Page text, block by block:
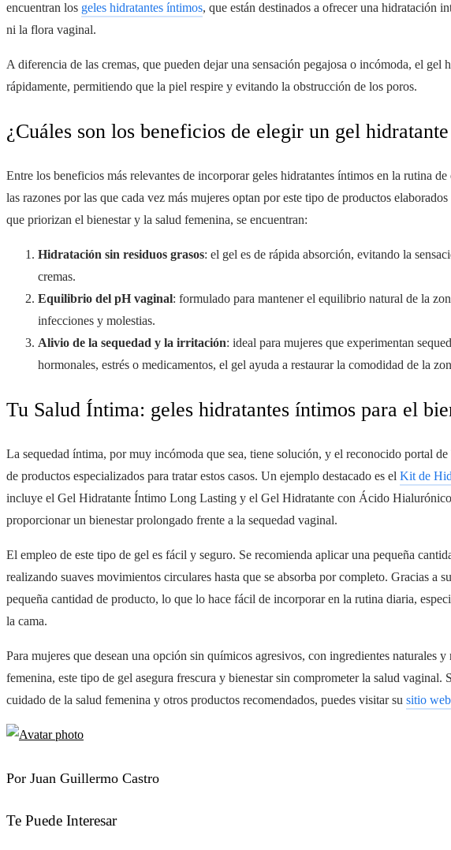
encuentran los geles hidratantes íntimos, que están destinados a ofrecer una hidratación
ni la flora vaginal.
A diferencia de las cremas, que pueden dejar una sensación pegajosa o incómoda, el gel
rápidamente, permitiendo que la piel respire y evitando la obstrucción de los poros.
¿Cuáles son los beneficios de elegir un gel
Entre los beneficios más relevantes de incorporar geles hidratantes íntimos en la rutina
las razones por las que cada vez más mujeres optan por este tipo de productos
que priorizan el bienestar y la salud femenina, se encuentran:
Hidratación sin residuos grasos: el gel es de rápida absorción, evitando la
cremas.
Equilibrio del pH vaginal: formulado para mantener el equilibrio natural de la
infecciones y molestias.
Alivio de la sequedad y la irritación: ideal para mujeres que experimentan
hormonales, estrés o medicamentos, el gel ayuda a restaurar la comodidad de la
Tu Salud Íntima: geles hidratantes íntimos para el
La sequedad íntima, por muy incómoda que sea, tiene solución, y el reconocido portal
de productos especializados para tratar estos casos. Un ejemplo destacado es el Kit de
incluye el Gel Hidratante Íntimo Long Lasting y el Gel Hidratante con Ácido
proporcionar un bienestar prolongado frente a la sequedad vaginal.
El empleo de este tipo de gel es fácil y seguro. Se recomienda aplicar una pequeña
realizando suaves movimientos circulares hasta que se absorba por completo. Gracias a
pequeña cantidad de producto, lo que lo hace fácil de incorporar en la rutina diaria,
la cama.
Para mujeres que desean una opción sin químicos agresivos, con ingredientes naturales
femenina, este tipo de gel asegura frescura y bienestar sin comprometer la salud vaginal.
cuidado de la salud femenina y otros productos recomendados, puedes visitar su sitio web
Por Juan Guillermo Castro
Te Puede Interesar